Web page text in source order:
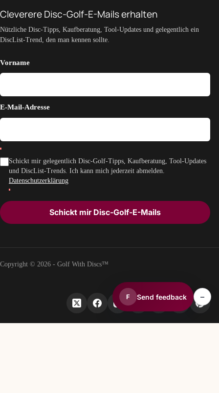
Cleverere Disc-Golf-E-Mails erhalten
Nützliche Disc-Tipps, Kaufberatung, Tool-Updates und gelegentlich ein
DiscList-Trend, den man kennen sollte.
Vorname
E-Mail-Adresse
Schickt mir gelegentlich Disc-Golf-Tipps, Kaufberatung, Tool-Updates
und DiscList-Trends. Ich kann mich jederzeit abmelden.
Datenschutzerklärung
Schickt mir Disc-Golf-E-Mails
Copyright © 2026 - Golf With Discs™
F Send feedback –